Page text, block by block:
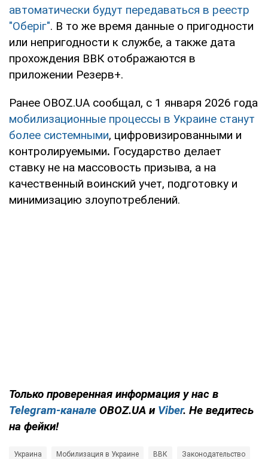
автоматически будут передаваться в реестр
"Оберіг". В то же время данные о пригодности
или непригодности к службе, а также дата
прохождения ВВК отображаются в
приложении Резерв+.
Ранее OBOZ.UA сообщал, с 1 января 2026 года
мобилизационные процессы в Украине станут
более системными, цифровизированными и
контролируемыми. Государство делает
ставку не на массовость призыва, а на
качественный воинский учет, подготовку и
минимизацию злоупотреблений.
Только проверенная информация у нас в
Telegram-канале OBOZ.UA и Viber. Не ведитесь
на фейки!
Украина Мобилизация в Украине ВВК Законодательство